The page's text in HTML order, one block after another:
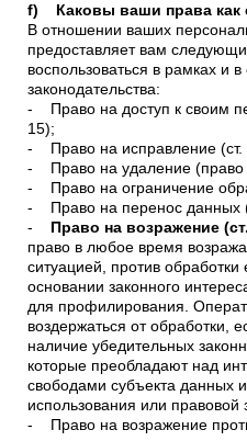
f) Каковы ваши права как
В отношении ваших
предоставляет вам
воспользоваться в рамках и
законодательства:
- Право на доступ к своим
15);
- Право на исправление (ст.
- Право на удаление (право
- Право на ограничение
- Право на перенос данных
- Право на возражение
право в любое время
ситуацией, против
основании законного
для профилирования.
воздержаться от обработки,
наличие убедительных
которые преобладают над
свободами субъекта данных
использования или
- Право на возражение